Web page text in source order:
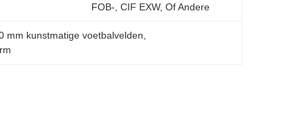
FOB-, CIF EXW, Of Andere
mm kunstmatige voetbalvelden